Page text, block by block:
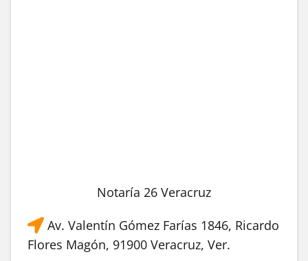
Notaría 26 Veracruz
Av. Valentín Gómez Farías 1846, Ricardo
Flores Magón, 91900 Veracruz, Ver.